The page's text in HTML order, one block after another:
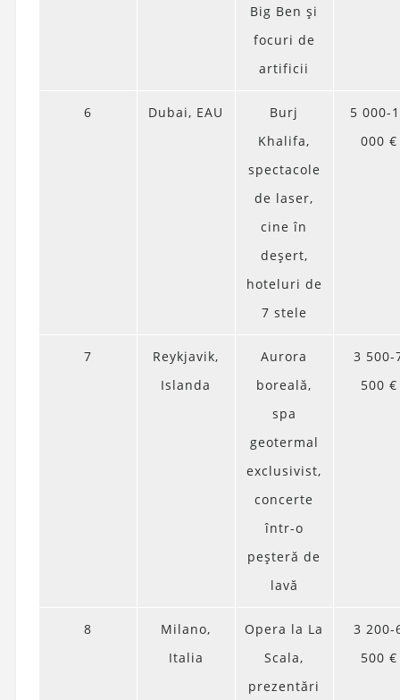
Big Ben și
focuri de
artificii
6 Dubai, EAU
Burj
Khalifa,
spectacole
de laser,
cine în
deșert,
hoteluri de
7 stele
5 000-
000 €
7
Reykjavik,
Islanda
Aurora
boreală,
spa
geotermal
exclusivist,
concerte
într-o
peșteră de
lavă
3 500-
500 €
8
Milano,
Italia
Opera la La
Scala,
prezentări
3 200-
500 €